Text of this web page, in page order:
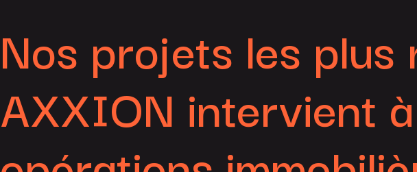
Nos projets les plus
AXXION intervient